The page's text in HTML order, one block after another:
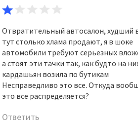
Отвратительный автосалон, худший
тут столько хлама продают, я в шоке
автомобили требуют серьезных
а стоят эти тачки так, как будто на
кардашьян возила по бутикам
Несправедливо это все. Откуда
это все распределяется?
Ответить